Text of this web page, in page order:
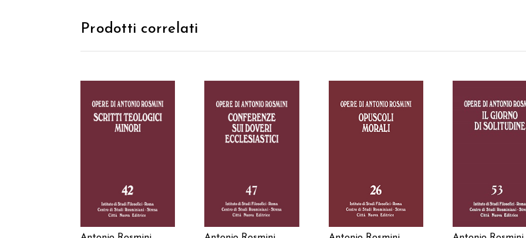
Prodotti correlati
AGGIUNGI AL